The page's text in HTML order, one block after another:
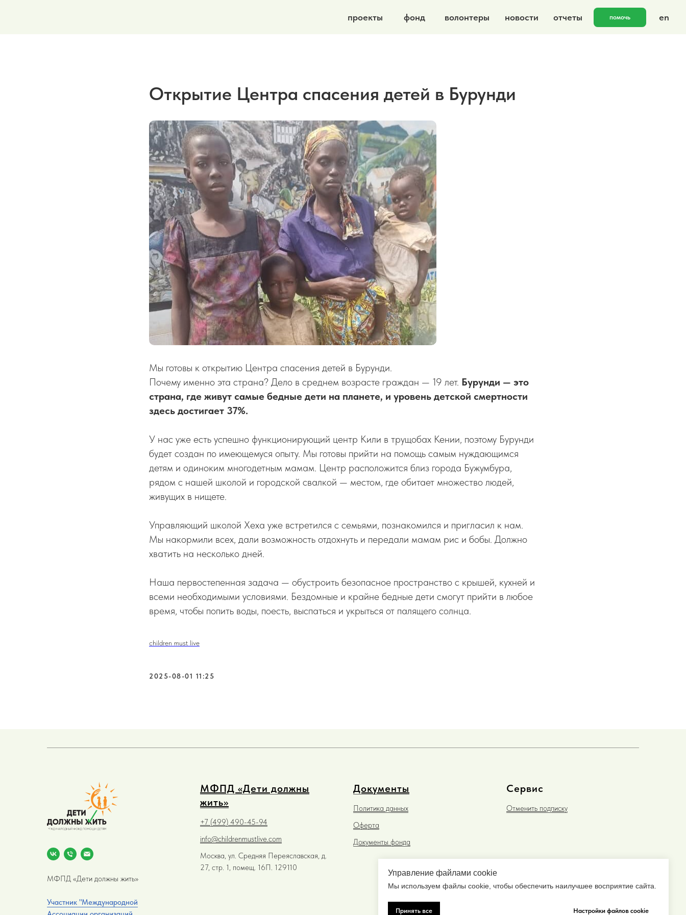
Управление файлами cookie
Мы используем файлы cookie, чтобы обеспечить наилучшее восприятие сайта.
Принять все Настройки файлов cookie
помочь
отчеты
новости
волонтеры
фонд
Открытие Центра спасения детей в Бурунди
Мы готовы к открытию Центра спасения детей в Бурунди.
Почему именно эта страна? Дело в среднем возрасте граждан — 19 лет. Бурунди — это
страна, где живут самые бедные дети на планете, и уровень детской смертности
здесь достигает 37%.
У нас уже есть успешно функционирующий центр Кили в трущобах Кении, поэтому Бурунди
будет создан по имеющемуся опыту. Мы готовы прийти на помощь самым нуждающимся
детям и одиноким многодетным мамам. Центр расположится близ города Бужумбура,
рядом с нашей школой и городской свалкой — местом, где обитает множество людей,
живущих в нищете.
Управляющий школой Хеха уже встретился с семьями, познакомился и пригласил к нам.
Мы накормили всех, дали возможность отдохнуть и передали мамам рис и бобы. Должно
хватить на несколько дней.
Наша первостепенная задача — обустроить безопасное пространство с крышей, кухней и
всеми необходимыми условиями. Бездомные и крайне бедные дети смогут прийти в любое
время, чтобы попить воды, поесть, выспаться и укрыться от палящего солнца.
children must live
2025-08-01 11:25
МФПД «Дети должны жить»
Участник "Международной
МФПД «Дети должны
жить»
+7 (499) 490-45-94
info@childrenmustlive.com
Москва, ул. Средняя Переяславская, д.
27, стр. 1, помещ. 16П. 129110
Документы
Политика данных
Оферта
Документы фонда
Сервис
Отменить подписку